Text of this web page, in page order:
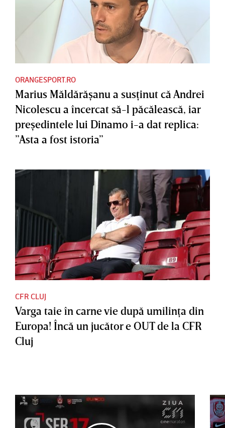
ORANGESPORT.RO
Marius Măldărăşanu a susţinut că Andrei
Nicolescu a încercat să-l păcălească, iar
preşedintele lui Dinamo i-a dat replica:
”Asta a fost istoria”
CFR CLUJ
Varga taie în carne vie după umilinţa din
Europa! Încă un jucător e OUT de la CFR
Cluj